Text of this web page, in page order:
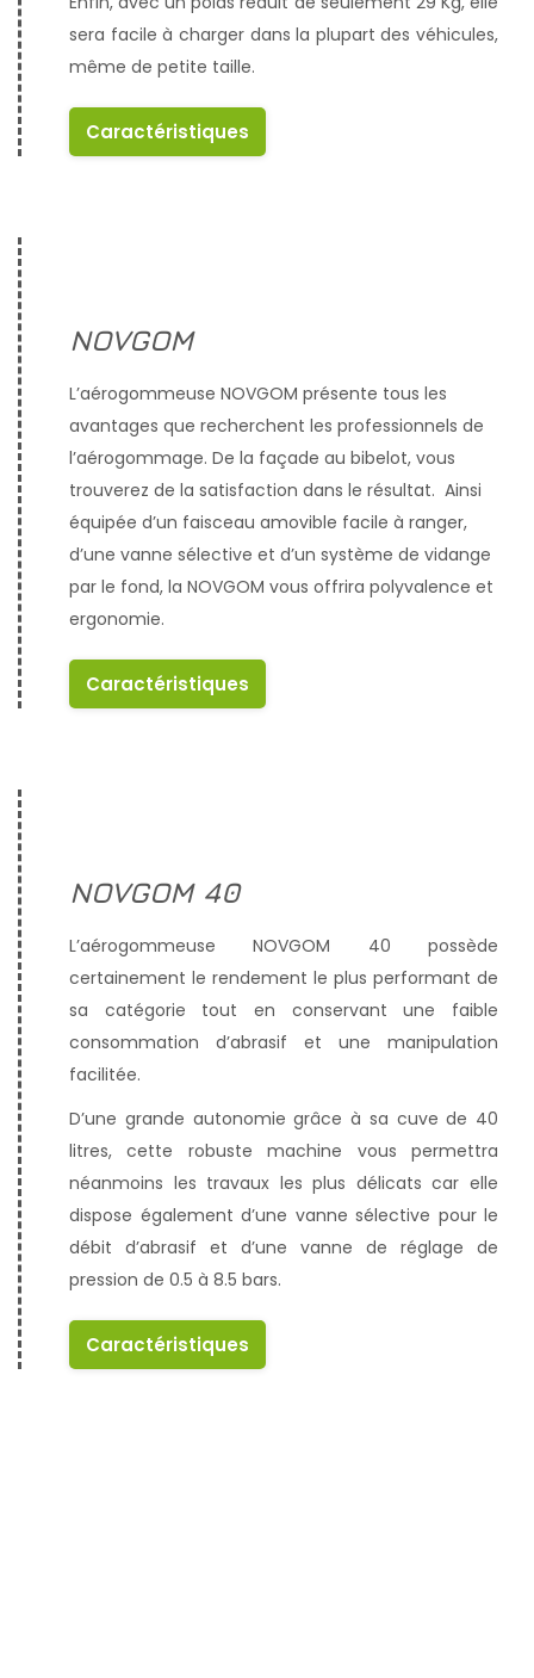
sera facile à charger dans la plupart des véhicules,
même de petite taille.
Caractéristiques
NOVGOM
L’aérogommeuse NOVGOM présente tous les
avantages que recherchent les professionnels de
l’aérogommage. De la façade au bibelot, vous
trouverez de la satisfaction dans le résultat. Ainsi
équipée d’un faisceau amovible facile à ranger,
d’une vanne sélective et d’un système de vidange
par le fond, la NOVGOM vous offrira polyvalence et
ergonomie.
Caractéristiques
NOVGOM 40
L’aérogommeuse NOVGOM 40 possède
certainement le rendement le plus performant de
sa catégorie tout en conservant une faible
consommation d’abrasif et une manipulation
facilitée.
D’une grande autonomie grâce à sa cuve de 40
litres, cette robuste machine vous permettra
néanmoins les travaux les plus délicats car elle
dispose également d’une vanne sélective pour le
débit d’abrasif et d’une vanne de réglage de
pression de 0.5 à 8.5 bars.
Caractéristiques